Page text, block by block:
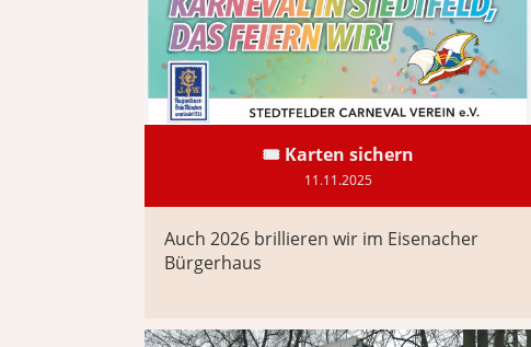
🎟️ Karten sichern
11.11.2025
Auch 2026 brillieren wir im Eisenacher
Bürgerhaus